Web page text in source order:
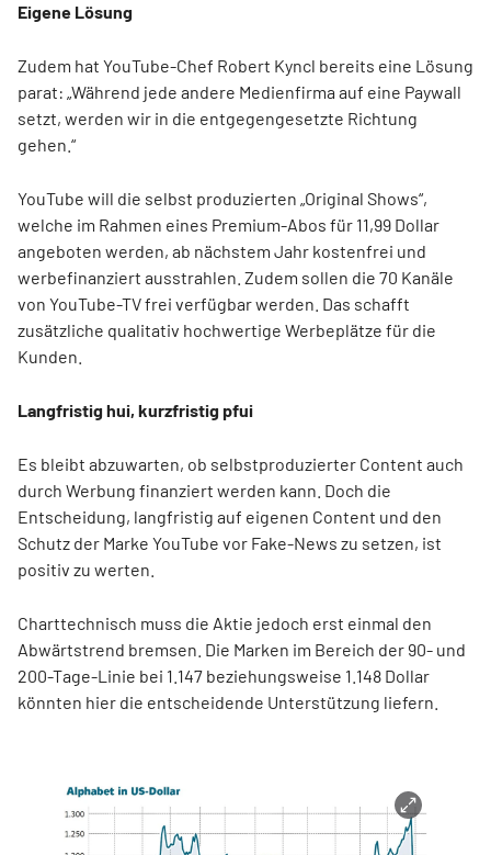
Eigene Lösung
Zudem hat YouTube-Chef Robert Kyncl bereits eine Lösung
parat: „Während jede andere Medienfirma auf eine Paywall
setzt, werden wir in die entgegengesetzte Richtung
gehen.“
YouTube will die selbst produzierten „Original Shows“,
welche im Rahmen eines Premium-Abos für 11,99 Dollar
angeboten werden, ab nächstem Jahr kostenfrei und
werbefinanziert ausstrahlen. Zudem sollen die 70 Kanäle
von YouTube-TV frei verfügbar werden. Das schafft
zusätzliche qualitativ hochwertige Werbeplätze für die
Kunden.
Langfristig hui, kurzfristig pfui
Es bleibt abzuwarten, ob selbstproduzierter Content auch
durch Werbung finanziert werden kann. Doch die
Entscheidung, langfristig auf eigenen Content und den
Schutz der Marke YouTube vor Fake-News zu setzen, ist
positiv zu werten.
Charttechnisch muss die Aktie jedoch erst einmal den
Abwärtstrend bremsen. Die Marken im Bereich der 90- und
200-Tage-Linie bei 1.147 beziehungsweise 1.148 Dollar
könnten hier die entscheidende Unterstützung liefern.